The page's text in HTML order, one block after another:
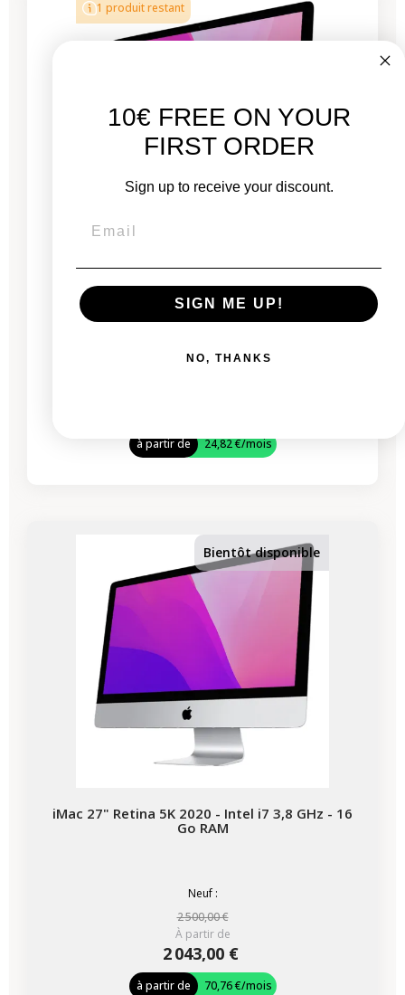
1 produit restant
iMac 27" Retina 5K 2020 - Intel i5 3,1 GHz - 16
Go RAM
Neuf :
à partir de 24,82 €/mois
Bientôt disponible
iMac 27" Retina 5K 2020 - Intel i7 3,8 GHz - 16
Go RAM
Neuf :
2 500,00 €
À partir de
2 043,00 €
à partir de 70,76 €/mois
10€ FREE ON YOUR
FIRST ORDER
Sign up to receive your discount.
SIGN ME UP!
NO, THANKS